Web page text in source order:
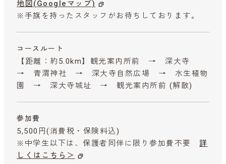
地図(Googleマップ)
※手旗を持ったスタッフがお待ちしております。
コースルート
【距離：約5.0km】観光案内所前 → 深大寺
→ 青渭神社 → 深大寺自然広場 → 水生植物
園 → 深大寺城址 → 観光案内所前 (解散)
参加費
5,500円 (消費税・保険料込)
※中学生以下は、保護者同伴に限り参加費不要 詳
しくはこちら＞